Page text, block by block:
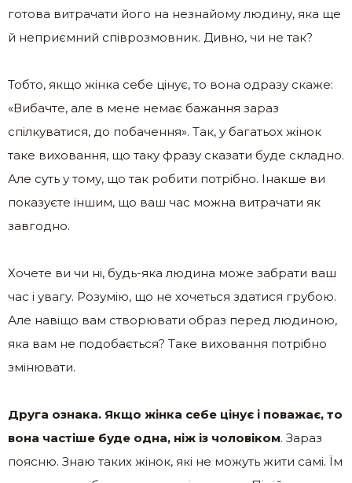
готова витрачати його на незнайому людину, яка ще
й неприємний співрозмовник. Дивно, чи не так?
Тобто, якщо жінка себе цінує, то вона одразу скаже:
«Вибачте, але в мене немає бажання зараз
спілкуватися, до побачення». Так, у багатьох жінок
таке виховання, що таку фразу сказати буде складно.
Але суть у тому, що так робити потрібно. Інакше ви
показуєте іншим, що ваш час можна витрачати як
завгодно.
Хочете ви чи ні, будь-яка людина може забрати ваш
час і увагу. Розумію, що не хочеться здатися грубою.
Але навіщо вам створювати образ перед людиною,
яка вам не подобається? Таке виховання потрібно
змінювати.
Друга ознака. Якщо жінка себе цінує і поважає, то
вона частіше буде одна, ніж із чоловіком. Зараз
поясню. Знаю таких жінок, які не можуть жити самі. Їм